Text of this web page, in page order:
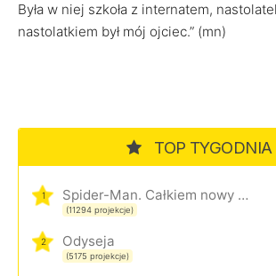
Była w niej szkoła z internatem,
nastolatkiem był mój ojciec.” (mn)
TOP TYGODNIA
1 Spider-Man. Całkiem nowy dzień
(11294 projekcje)
2 Odyseja
(5175 projekcje)